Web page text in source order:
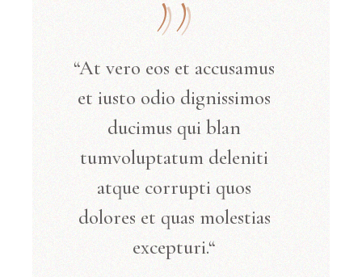
“At vero eos et accusamus
et iusto odio dignissimos
ducimus qui blan
tumvoluptatum deleniti
atque corrupti quos
dolores et quas molestias
excepturi.“